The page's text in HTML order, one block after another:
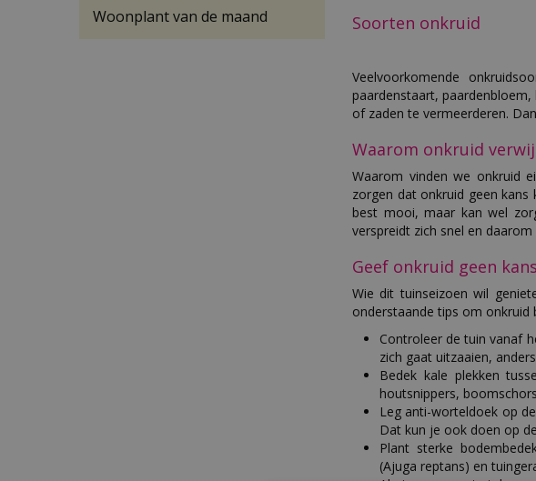
Soorten onkruid
Veelvoorkomende
paardenstaart,
of zaden te vermeerderen.
Waarom onkruid
Waarom vinden we onkruid
zorgen dat onkruid geen
best mooi, maar kan wel
verspreidt zich snel en
Geef onkruid geen kans
Wie dit tuinseizoen wil
onderstaande tips om onkruid
Controleer de tuin vanaf
zich gaat uitzaaien,
Bedek kale plekken
houtsnippers,
Leg anti-worteldoek op
Dat kun je ook doen op
Plant sterke
(Ajuga reptans) en
Woonplant van de maand